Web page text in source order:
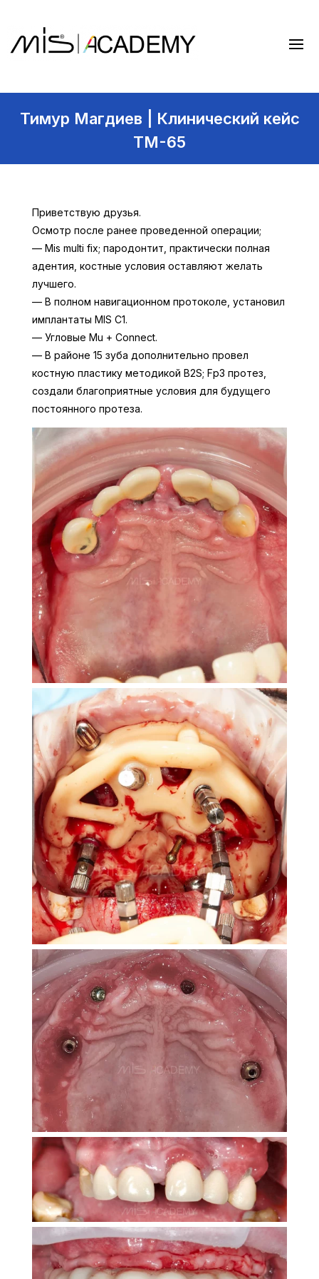
Тимур Магдиев | Клинический кейс
TM-65
Приветствую друзья.
Осмотр после ранее проведенной операции;
— Mis multi fix; пародонтит, практически полная
адентия, костные условия оставляют желать
лучшего.
— В полном навигационном протоколе, установил
имплантаты MIS C1.
— Угловые Mu + Connect.
— В районе 15 зуба дополнительно провел
костную пластику методикой B2S; Fp3 протез,
создали благоприятные условия для будущего
постоянного протеза.